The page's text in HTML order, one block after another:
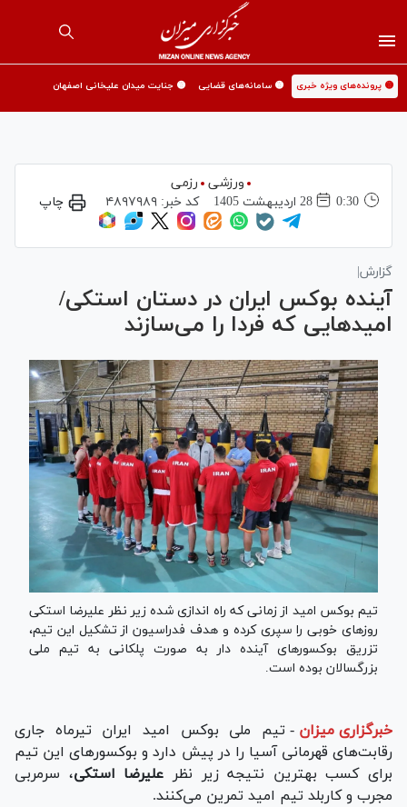
🟡 پرونده‌های ویژه خبری 🟡 سامانه‌های قضایی 🟡 جنایت میدان علیخانی اصفهان
ورزشی
رزمی
0:30
28 ارديبهشت 1405 کد خبر: ۴۸۹۷۹۸۹ چاپ
گزارش|
آینده بوکس ایران در دستان استکی/
امید‌هایی که فردا را می‌سازند
تیم بوکس امید از زمانی که راه اندازی شده زیر نظر علیرضا استکی
روز‌های خوبی را سپری کرده و هدف فدراسیون از تشکیل این تیم،
تزریق بوکسور‌های آینده دار به صورت پلکانی به تیم ملی
بزرگسالان بوده است.
خبرگزاری میزان - تیم ملی بوکس امید ایران تیرماه جاری
رقابت‌های قهرمانی آسیا را در پیش دارد و بوکسور‌های این تیم
برای کسب بهترین نتیجه زیر نظر علیرضا استکی، سرمربی
مجرب و کاربلد تیم امید تمرین می‌کنند.